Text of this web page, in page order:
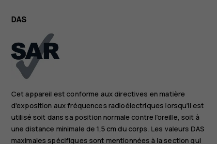
DAS
Cet appareil est conforme aux directives en matière
d'exposition aux fréquences radioélectriques lorsqu'il est
utilisé soit dans sa position normale contre l'oreille, soit à
une distance minimale de 1,5 cm du corps. Les valeurs DAS
maximales spécifiques sont mentionnées à la section qui